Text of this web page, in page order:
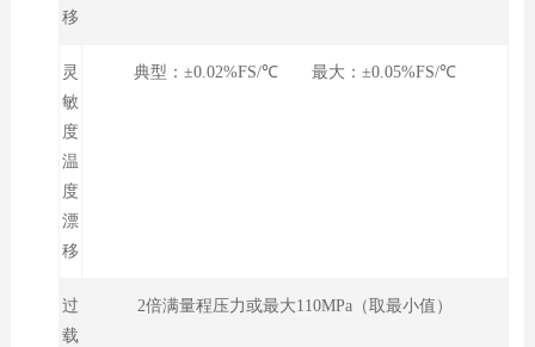
移
灵
敏
度
温
度
漂
移
典型：±0.02%FS/℃ 最大：±0.05%FS/℃
过
载
2倍满量程压力或最大110MPa（取最小值）